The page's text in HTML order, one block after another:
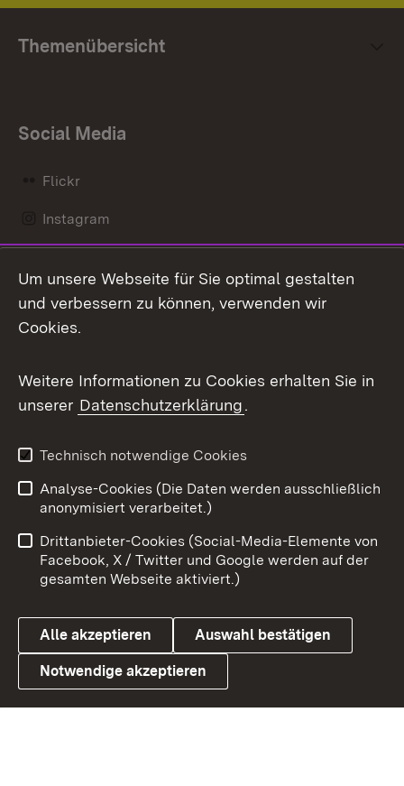
Themenübersicht
Social Media
Flickr
Instagram
Mastodon
Messenger
Social Wall
X / Twitter
Youtube
Link zum Landesportal
Benutzungshinweise
Barrierefreiheit
Datenschutz
Cookies
Um unsere Webseite für Sie optimal gestalten
und verbessern zu können, verwenden wir
Cookies.
Weitere Informationen zu Cookies erhalten Sie in
unserer Datenschutzerklärung.
Technisch notwendige Cookies
Analyse-Cookies (Die Daten werden ausschließlich
anonymisiert verarbeitet.)
Drittanbieter-Cookies (Social-Media-Elemente von
Facebook, X / Twitter und Google werden auf der
gesamten Webseite aktiviert.)
Alle akzeptieren Auswahl bestätigen
Notwendige akzeptieren